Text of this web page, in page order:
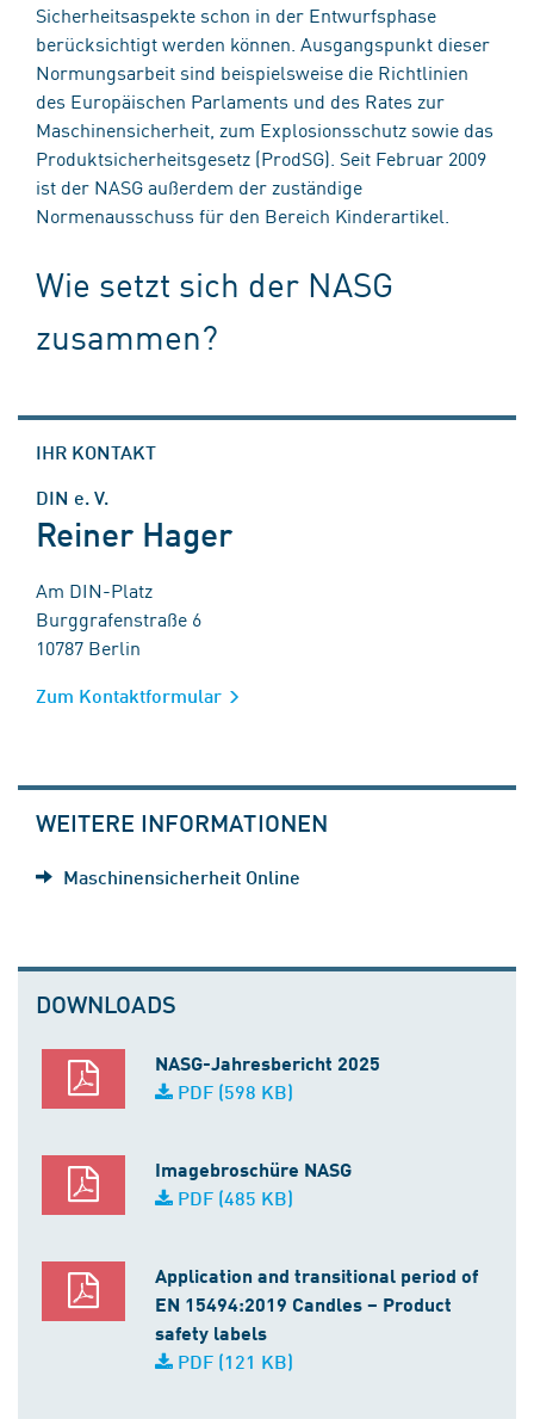
Sicherheitsaspekte schon in der Entwurfsphase
berücksichtigt werden können. Ausgangspunkt dieser
Normungsarbeit sind beispielsweise die Richtlinien
des Europäischen Parlaments und des Rates zur
Maschinensicherheit, zum Explosionsschutz sowie das
Produktsicherheitsgesetz (ProdSG). Seit Februar 2009
ist der NASG außerdem der zuständige
Normenausschuss für den Bereich Kinderartikel.
Wie setzt sich der NASG
zusammen?
IHR KONTAKT
DIN e. V.
Reiner Hager
Am DIN-Platz
Burggrafenstraße 6
10787 Berlin
Zum Kontaktformular
WEITERE INFORMATIONEN
Maschinensicherheit Online
DOWNLOADS
NASG-Jahresbericht 2025
PDF (598 KB)
Imagebroschüre NASG
PDF (485 KB)
Application and transitional period of
EN 15494:2019 Candles – Product
safety labels
PDF (121 KB)